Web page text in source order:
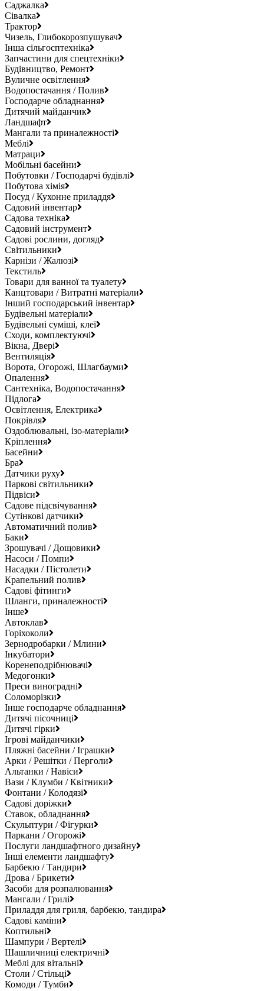
Саджалка
Сівалка
Трактор
Чизель, Глибокорозпушувач
Інша сільгосптехніка
Запчастини для спецтехніки
Будівництво, Ремонт
Вуличне освітлення
Водопостачання / Полив
Господарче обладнання
Дитячий майданчик
Ландшафт
Мангали та приналежності
Меблі
Матраци
Мобільні басейни
Побутовки / Господарчі будівлі
Побутова хімія
Посуд / Кухонне приладдя
Садовий інвентар
Садова техніка
Садовий інструмент
Садові рослини, догляд
Світильники
Карнізи / Жалюзі
Текстиль
Товари для ванної та туалету
Канцтовари / Витратні матеріали
Інший господарський інвентар
Будівельні матеріали
Будівельні суміші, клеї
Сходи, комплектуючі
Вікна, Двері
Вентиляція
Ворота, Огорожі, Шлагбауми
Опалення
Сантехніка, Водопостачання
Підлога
Освітлення, Електрика
Покрівля
Оздоблювальні, ізо-матеріали
Кріплення
Басейни
Бра
Датчики руху
Паркові світильники
Підвіси
Садове підсвічування
Сутінкові датчики
Автоматичний полив
Баки
Зрошувачі / Дощовики
Насоси / Помпи
Насадки / Пістолети
Крапельний полив
Садові фітинги
Шланги, приналежності
Інше
Автоклав
Горіхоколи
Зернодробарки / Млини
Інкубатори
Коренеподрібнювачі
Медогонки
Преси виноградні
Соломорізки
Інше господарче обладнання
Дитячі пісочниці
Дитячі гірки
Ігрові майданчики
Пляжні басейни / Іграшки
Арки / Решітки / Перголи
Альтанки / Навіси
Вази / Клумби / Квітники
Фонтани / Колодязі
Садові доріжки
Ставок, обладнання
Скульптури / Фігурки
Паркани / Огорожі
Послуги ландшафтного дизайну
Інші елементи ландшафту
Барбекю / Тандири
Дрова / Брикети
Засоби для розпалювання
Мангали / Грилі
Приладдя для гриля, барбекю, тандира
Садові каміни
Коптильні
Шампури / Вертелі
Шашличниці електричні
Меблі для вітальні
Столи / Стільці
Комоди / Тумби